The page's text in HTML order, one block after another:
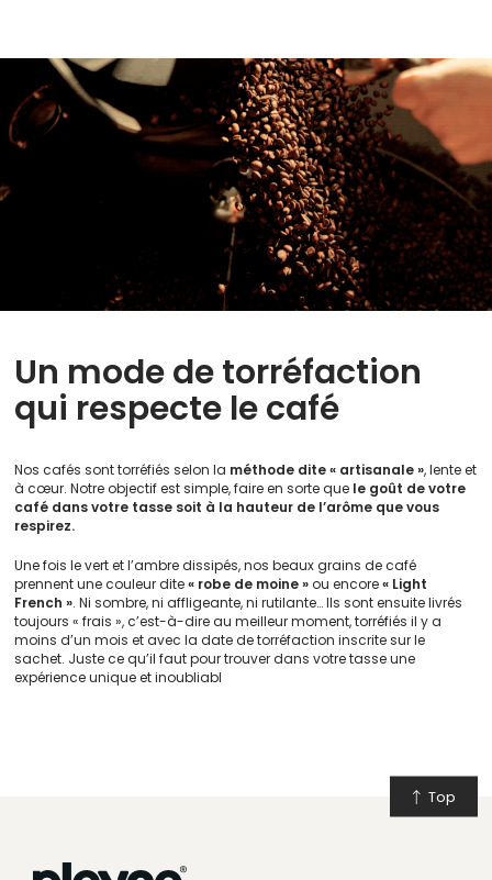
Un mode de torréfaction
qui respecte le café
Nos cafés sont torréfiés selon la méthode dite « artisanale », lente et
à cœur. Notre objectif est simple, faire en sorte que le goût de votre
café dans votre tasse soit à la hauteur de l’arôme que vous
respirez.
Une fois le vert et l’ambre dissipés, nos beaux grains de café
prennent une couleur dite« robe de moine »ou encore« Light
French ». Ni sombre, ni affligeante, ni rutilante… Ils sont ensuite livrés
toujours « frais », c’est-à-dire au meilleur moment, torréfiés il y a
moins d’un mois et avec la date de torréfaction inscrite sur le
sachet. Juste ce qu’il faut pour trouver dans votre tasse une
expérience unique et inoubliabl
Top